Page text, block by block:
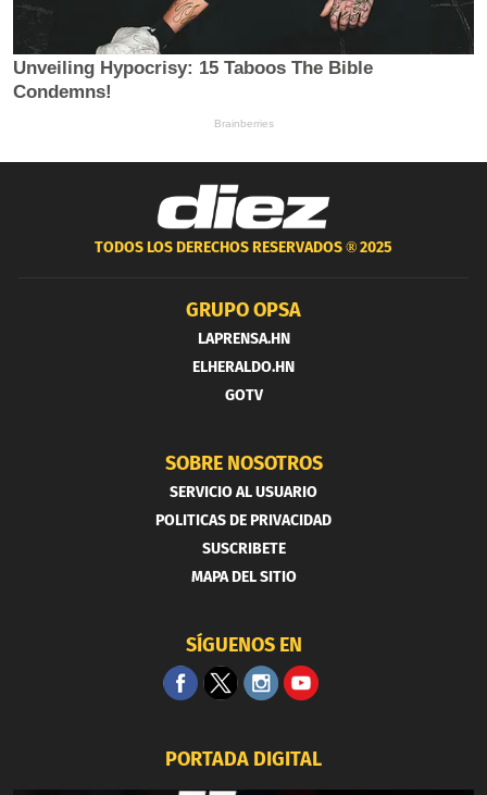
TODOS LOS DERECHOS RESERVADOS ®2025
GRUPO OPSA
LAPRENSA.HN
ELHERALDO.HN
GOTV
SOBRE NOSOTROS
SERVICIO AL USUARIO
POLITICAS DE PRIVACIDAD
SUSCRIBETE
MAPA DEL SITIO
SÍGUENOS EN
PORTADA DIGITAL